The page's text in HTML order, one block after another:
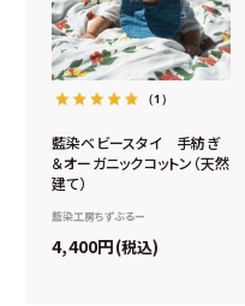
（1）
藍染ベビースタイ 手紡ぎ
＆オーガニックコットン（天然
建て）
藍染工房ちずぶるー
4,400 税込